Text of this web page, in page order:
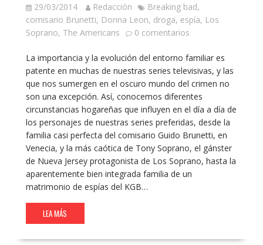
29/03/2014 Redacción Breaking bad,
comisario Brunetti, Donna Leon, droga, espía, Los
Soprano, The Americans 0 comentarios
La importancia y la evolución del entorno familiar es
patente en muchas de nuestras series televisivas, y las
que nos sumergen en el oscuro mundo del crimen no
son una excepción. Así, conocemos diferentes
circunstancias hogareñas que influyen en el día a día de
los personajes de nuestras series preferidas, desde la
familia casi perfecta del comisario Guido Brunetti, en
Venecia, y la más caótica de Tony Soprano, el gánster
de Nueva Jersey protagonista de Los Soprano, hasta la
aparentemente bien integrada familia de un
matrimonio de espías del KGB…
LEA MÁS